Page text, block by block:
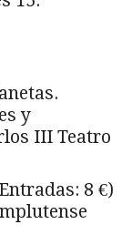
y
III Teatro
8 €)